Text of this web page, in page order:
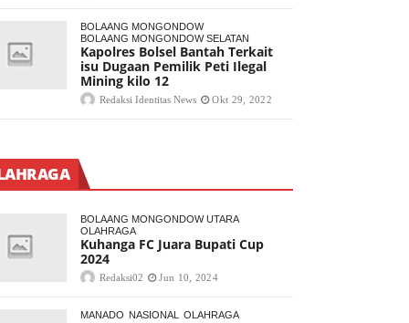
BOLAANG MONGONDOW
BOLAANG MONGONDOW SELATAN
Kapolres Bolsel Bantah Terkait
isu Dugaan Pemilik Peti Ilegal
Mining kilo 12
Redaksi Identitas News Okt 29, 2022
BOLAANG MONGONDOW UTARA
OLAHRAGA
Kuhanga FC Juara Bupati Cup
2024
Redaksi02 Jun 10, 2024
MANADO NASIONAL OLAHRAGA